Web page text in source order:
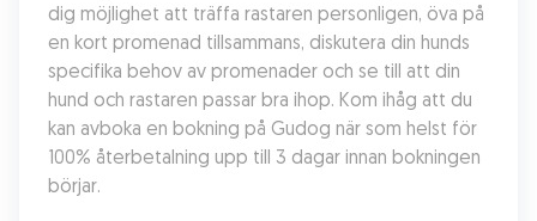
dig möjlighet att träffa rastaren personligen, öva på
en kort promenad tillsammans, diskutera din hunds
specifika behov av promenader och se till att din
hund och rastaren passar bra ihop. Kom ihåg att du
kan avboka en bokning på Gudog när som helst för
100% återbetalning upp till 3 dagar innan bokningen
börjar.